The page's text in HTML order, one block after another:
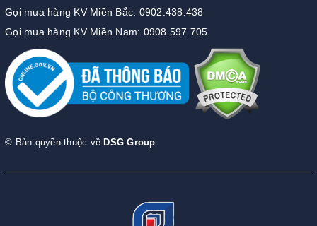
Gọi mua hàng KV Miền Bắc: 0902.438.438
Gọi mua hàng KV Miền Nam: 0908.597.705
© Bản quyền thuộc về DSG Group